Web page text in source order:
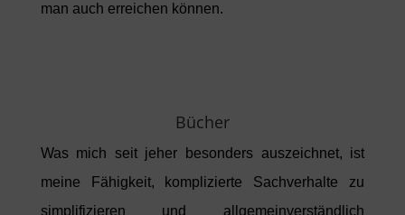
man auch erreichen können.
Bücher
Was mich seit jeher besonders auszeichnet, ist
meine Fähigkeit, komplizierte Sachverhalte zu
simplifizieren und allgemeinverständlich